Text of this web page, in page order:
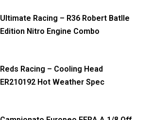
Ultimate Racing – R36 Robert Batlle
Edition Nitro Engine Combo
Reds Racing – Cooling Head
ER210192 Hot Weather Spec